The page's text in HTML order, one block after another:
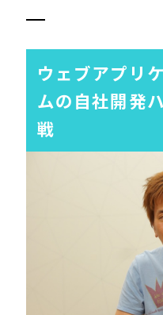
ウェブアプリ
ムの自社開発
戦